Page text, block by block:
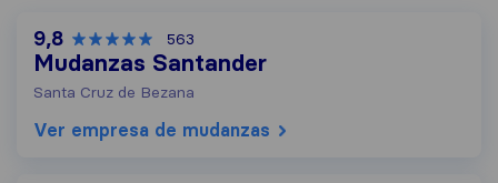
9,8 563
Mudanzas Santander
Santa Cruz de Bezana
Ver empresa de mudanzas